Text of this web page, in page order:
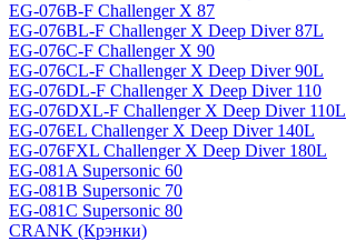
EG-076B-F Challenger X 87
EG-076BL-F Challenger X Deep Diver 87L
EG-076C-F Challenger X 90
EG-076CL-F Challenger X Deep Diver 90L
EG-076DL-F Challenger X Deep Diver 110
EG-076DXL-F Challenger X Deep Diver 110L
EG-076EL Challenger X Deep Diver 140L
EG-076FXL Challenger X Deep Diver 180L
EG-081A Supersonic 60
EG-081B Supersonic 70
EG-081C Supersonic 80
CRANK (Крэнки)